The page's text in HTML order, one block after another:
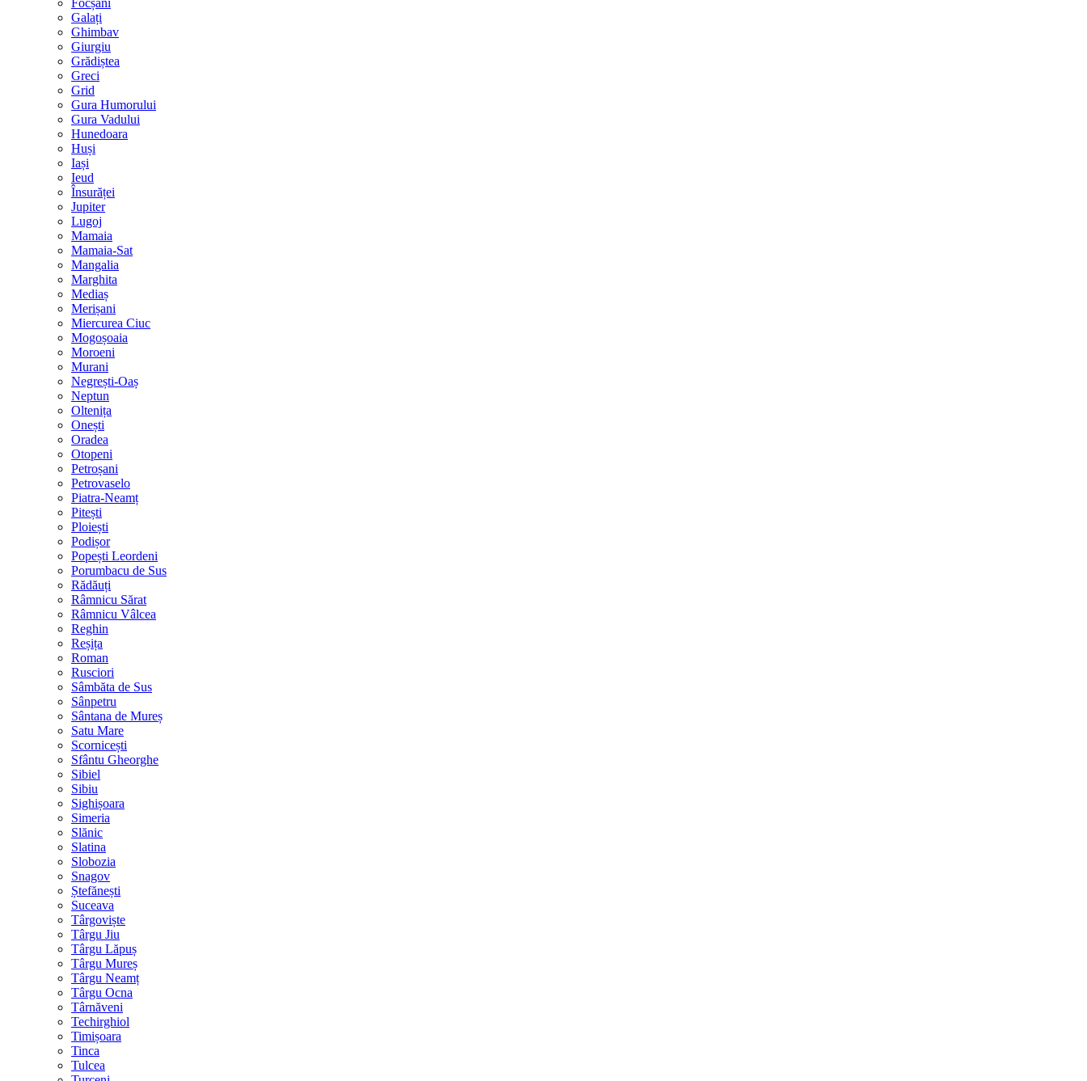
Focșani
Galați
Ghimbav
Giurgiu
Grădiștea
Greci
Grid
Gura Humorului
Gura Vadului
Hunedoara
Huși
Iași
Ieud
Însurăței
Jupiter
Lugoj
Mamaia
Mamaia-Sat
Mangalia
Marghita
Mediaș
Merișani
Miercurea Ciuc
Mogoșoaia
Moroeni
Murani
Negrești-Oaș
Neptun
Oltenița
Onești
Oradea
Otopeni
Petroșani
Petrovaselo
Piatra-Neamț
Pitești
Ploiești
Podișor
Popești Leordeni
Porumbacu de Sus
Rădăuți
Râmnicu Sărat
Râmnicu Vâlcea
Reghin
Reșița
Roman
Rusciori
Sâmbăta de Sus
Sânpetru
Sântana de Mureș
Satu Mare
Scornicești
Sfântu Gheorghe
Sibiel
Sibiu
Sighișoara
Simeria
Slănic
Slatina
Slobozia
Snagov
Ștefănești
Suceava
Târgoviște
Târgu Jiu
Târgu Lăpuș
Târgu Mureș
Târgu Neamț
Târgu Ocna
Târnăveni
Techirghiol
Timișoara
Tinca
Tulcea